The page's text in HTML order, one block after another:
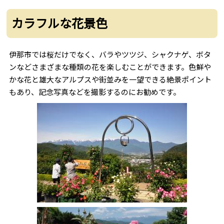
カラフルな花景色
伊那市では桜だけでなく、バラやツツジ、シャクナゲ、ボタ
ンなどさまざまな種類の花を楽しむことができます。色鮮や
かな花と雄大なアルプスや街並みを一望できる絶景ポイント
もあり、記念写真などを撮影するのにお勧めです。